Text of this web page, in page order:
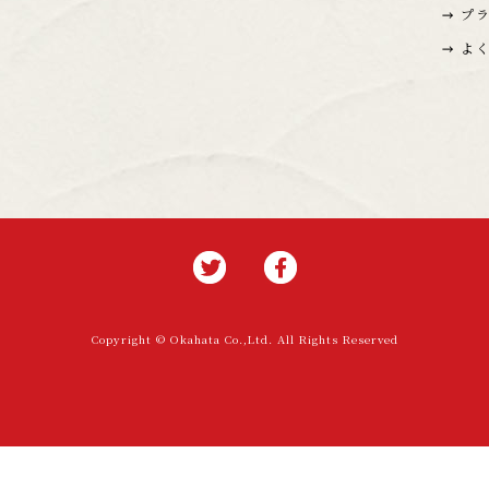
プ
よ
Copyright © Okahata Co.,Ltd. All Rights Reserved